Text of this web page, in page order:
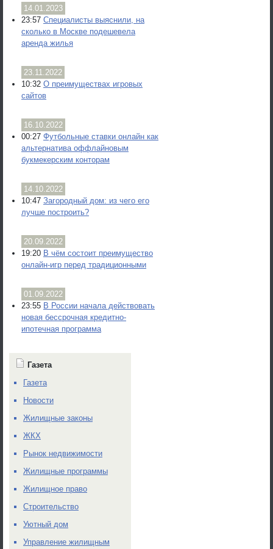
14.01.2023
23:57 Специалисты выяснили, на
сколько в Москве подешевела
аренда жилья
23.11.2022
10:32 О преимуществах игровых
сайтов
16.10.2022
00:27 Футбольные ставки онлайн как
альтернатива оффлайновым
букмекерским конторам
14.10.2022
10:47 Загородный дом: из чего его
лучше построить?
20.09.2022
19:20 В чём состоит преимущество
онлайн-игр перед традиционными
01.09.2022
23:55 В России начала действовать
новая бессрочная кредитно-
ипотечная программа
Газета
Газета
Новости
Жилищные законы
ЖКХ
Рынок недвижимости
Жилищные программы
Жилищное право
Строительство
Уютный дом
Управление жилищным